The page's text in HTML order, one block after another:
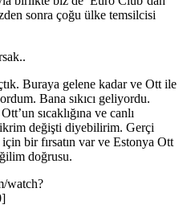
sonra çoğu ülke temsilcisi
Buraya gelene kadar ve Ott ile
Bana sıkıcı geliyordu.
sıcaklığına ve canlı
değişti diyebilirim. Gerçi
bir fırsatın var ve Estonya Ott
doğrusu.
watch?